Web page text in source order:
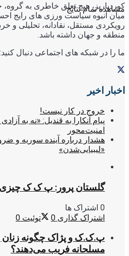
مشاهده تمام نتایج
کوردپاریز، هیچ تعلق خاطری به
میان انبوه سیاست ورزی های رایج
رویکردی مستقل، نقادانه، تحلیلی و
منطقه و جهان داشته باشد.
ما را در شبکه های اجتماعی دنبال کنید:
اخبار اخیر
خروج در کار نیست!
پیام آنکارا به قندیل: «نه به
امنیت‌محور
هشدار درباره آینده سوریه و
«لیبیایی‌شدن»
گلستان پرور: پ ک ک
0 اشتراک ها
اشتراک گذاری 0 توئیت 0
پ.ک.ک و پژاک چگونه زنان
مسلحانه فریب می‌دهند؟